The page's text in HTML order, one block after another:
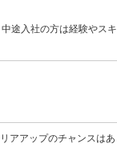
途入社の方は経験やスキ
アアップのチャンスはあ